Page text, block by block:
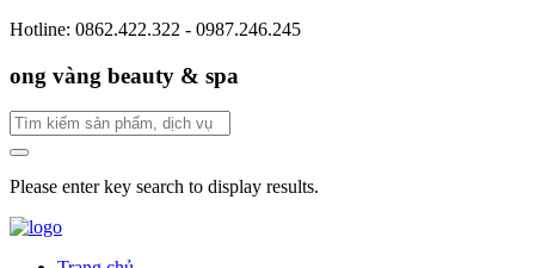
Hotline: 0862.422.322 - 0987.246.245
ong vàng beauty & spa
Please enter key search to display results.